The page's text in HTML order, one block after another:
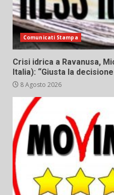
Comunicati Stampa
Crisi idrica a Ravanusa,
Italia): “Giusta la
8 Agosto 2026